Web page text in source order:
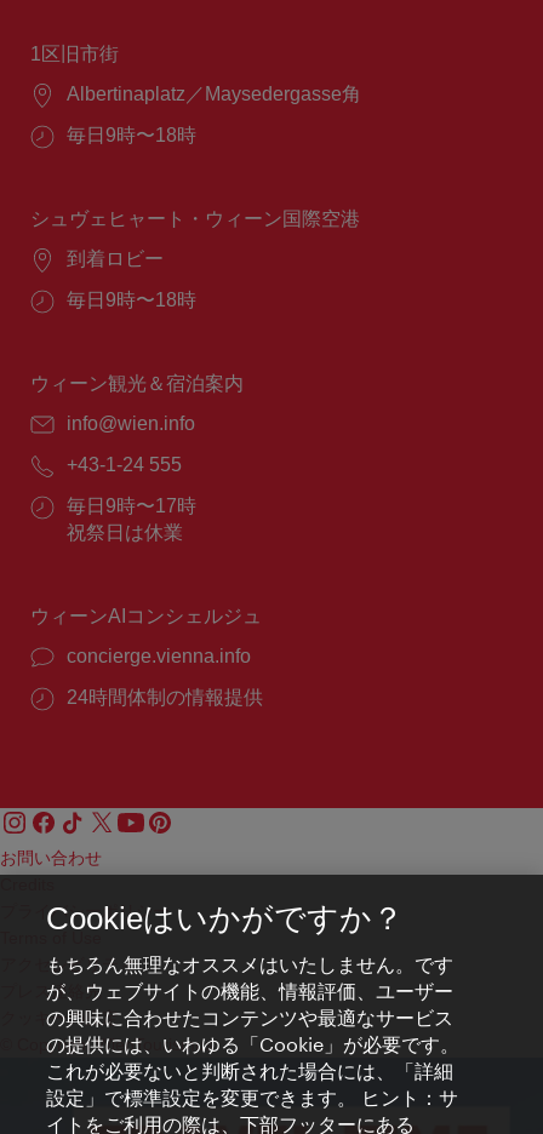
1区旧市街
場
Albertinaplatz／Maysedergasse角
営
間：
毎日9時〜18時
シュヴェヒャート・ウィーン国際空港
場
到着ロビー
営
間：
毎日9時〜18時
ウィーン観光＆宿泊案内
E
ー
ル：
info@wien.info
電
番
号：
+43-1-24 555
営
業
毎日9時〜17時
祝祭日は休業
ウィーンAIコンシェルジュ
concierge.vienna.info
24時間体制の情報提供
お問い合わせ
プライバシーポリシー
アクセシビリティ
プレス連絡先
クッキーの設定
© Copyright WienTourismus
Cookieはいかがですか？
もちろん無理なオススメはいたしません。です
が、ウェブサイトの機能、情報評価、ユーザー
の興味に合わせたコンテンツや最適なサービス
の提供には、いわゆる「Cookie」が必要です。
これが必要ないと判断された場合には、「詳細
設定」で標準設定を変更できます。 ヒント：サ
イトをご利用の際は、下部フッターにある